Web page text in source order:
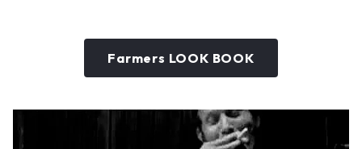
Farmers LOOK BOOK